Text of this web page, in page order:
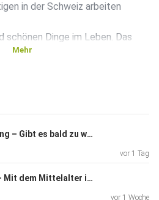
in der Schweiz arbeiten
Dinge im Leben. Das
der Beschleunigung. Wie
hat das Ganze angefangen?
und Mensch. Facetten einer
des Zeitverlusts und
Mehr
Geburtenrückgang – Gibt es bald zu wenige Menschen?
vor 1 Tag
Annette Kehnel – Mit dem Mittelalter in die Zukunft
vor 1 Woche